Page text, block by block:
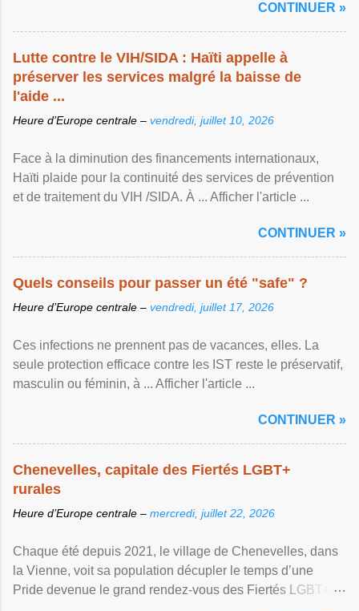
CONTINUER »
Lutte contre le VIH/SIDA : Haïti appelle à
préserver les services malgré la baisse de
l'aide ...
Heure d’Europe centrale – vendredi, juillet 10, 2026
Face à la diminution des financements internationaux,
Haïti plaide pour la continuité des services de prévention
et de traitement du VIH /SIDA. À ... Afficher l'article ...
CONTINUER »
Quels conseils pour passer un été "safe" ?
Heure d’Europe centrale – vendredi, juillet 17, 2026
Ces infections ne prennent pas de vacances, elles. La
seule protection efficace contre les IST reste le préservatif,
masculin ou féminin, à ... Afficher l'article ...
CONTINUER »
Chenevelles, capitale des Fiertés LGBT+
rurales
Heure d’Europe centrale – mercredi, juillet 22, 2026
Chaque été depuis 2021, le village de Chenevelles, dans
la Vienne, voit sa population décupler le temps d’une
Pride devenue le grand rendez-vous des Fiertés LGBT+